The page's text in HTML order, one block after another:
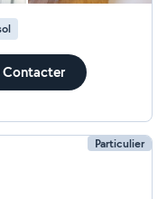
Contacter
Particulier